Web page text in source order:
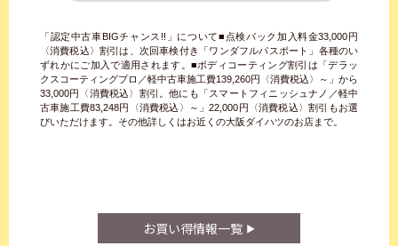
「認定中古車BIGチャンス!!」について■点検パック加入料金33,000円
〈消費税込〉割引は、次回車検付き「ワンダフルパスポート」各種のい
ずれかにご加入で適用されます。■ボディコーティング割引は「デラッ
クスコーティングプロ／軽中古車施工費139,260円〈消費税込〉～」から
33,000円〈消費税込〉割引。他にも「スマートフィニッシュナノ／軽中
古車施工費83,248円〈消費税込〉～」22,000円〈消費税込〉割引もお選
びいただけます。その他詳しくはお近くの大阪ダイハツのお店まで。
お買い得情報一覧